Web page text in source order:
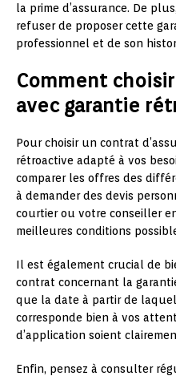
la prime d’assurance. De
refuser de proposer cette
professionnel et de son
Comment
avec garantie
Pour choisir un contrat
rétroactive adapté à vos
comparer les offres des
à demander des devis
courtier ou votre conseiller
meilleures conditions
Il est également crucial de
contrat concernant la
que la date à partir de
corresponde bien à vos
d’application soient
Enfin, pensez à consulter